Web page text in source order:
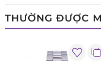
THƯỜNG ĐƯỢC